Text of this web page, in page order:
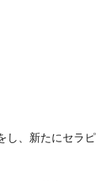
し、新たにセラピ